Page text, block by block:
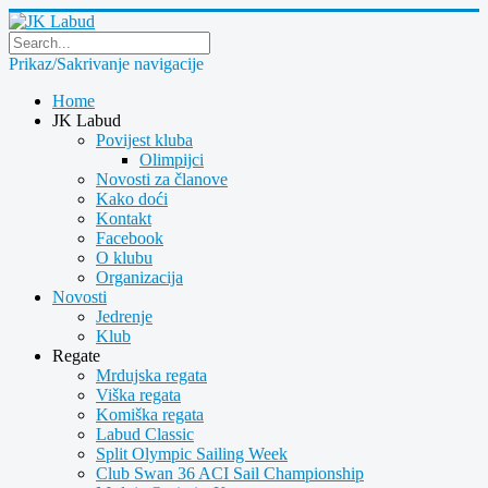
Prikaz/Sakrivanje navigacije
Home
JK Labud
Povijest kluba
Olimpijci
Novosti za članove
Kako doći
Kontakt
Facebook
O klubu
Organizacija
Novosti
Jedrenje
Klub
Regate
Mrdujska regata
Viška regata
Komiška regata
Labud Classic
Split Olympic Sailing Week
Club Swan 36 ACI Sail Championship